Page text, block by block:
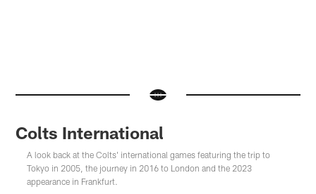
Colts International
A look back at the Colts' international games featuring the trip to
Tokyo in 2005, the journey in 2016 to London and the 2023
appearance in Frankfurt.